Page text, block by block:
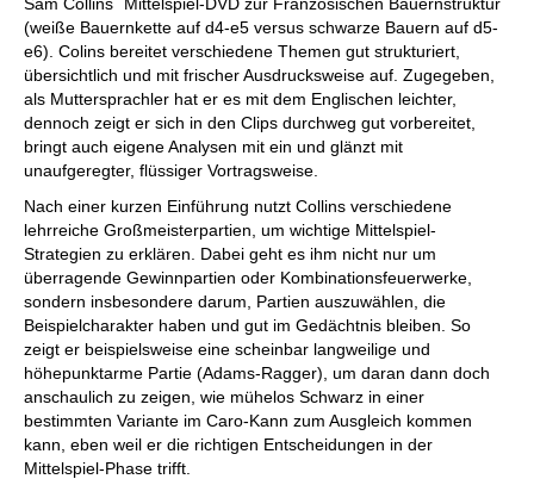
(weiße Bauernkette auf d4-e5 versus schwarze Bauern auf d5-
e6). Colins bereitet verschiedene Themen gut strukturiert,
übersichtlich und mit frischer Ausdrucksweise auf. Zugegeben,
als Muttersprachler hat er es mit dem Englischen leichter,
dennoch zeigt er sich in den Clips durchweg gut vorbereitet,
bringt auch eigene Analysen mit ein und glänzt mit
unaufgeregter, flüssiger Vortragsweise.
Nach einer kurzen Einführung nutzt Collins verschiedene
lehrreiche Großmeisterpartien, um wichtige Mittelspiel-
Strategien zu erklären. Dabei geht es ihm nicht nur um
überragende Gewinnpartien oder Kombinationsfeuerwerke,
sondern insbesondere darum, Partien auszuwählen, die
Beispielcharakter haben und gut im Gedächtnis bleiben. So
zeigt er beispielsweise eine scheinbar langweilige und
höhepunktarme Partie (Adams-Ragger), um daran dann doch
anschaulich zu zeigen, wie mühelos Schwarz in einer
bestimmten Variante im Caro-Kann zum Ausgleich kommen
kann, eben weil er die richtigen Entscheidungen in der
Mittelspiel-Phase trifft.